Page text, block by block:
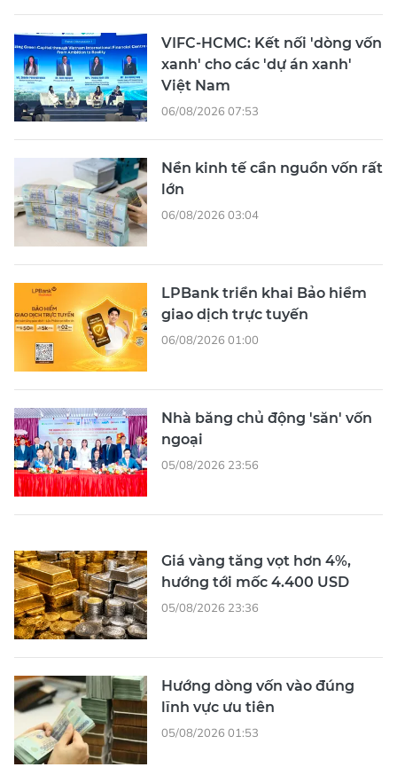
VIFC-HCMC: Kết nối 'dòng vốn
xanh' cho các 'dự án xanh'
Việt Nam
06/08/2026 07:53
Nền kinh tế cần nguồn vốn rất
lớn
06/08/2026 03:04
LPBank triển khai Bảo hiểm
giao dịch trực tuyến
06/08/2026 01:00
Nhà băng chủ động 'săn' vốn
ngoại
05/08/2026 23:56
Giá vàng tăng vọt hơn 4%,
hướng tới mốc 4.400 USD
05/08/2026 23:36
Hướng dòng vốn vào đúng
lĩnh vực ưu tiên
05/08/2026 01:53